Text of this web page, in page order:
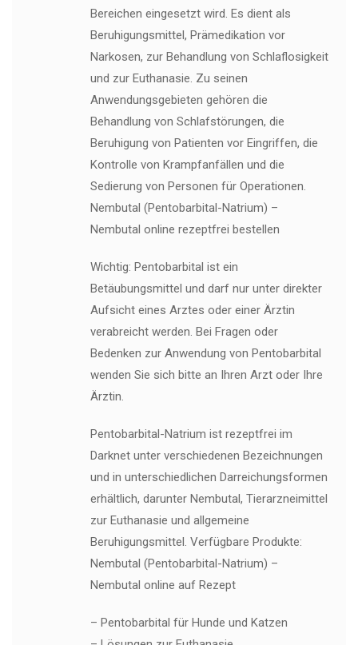
Bereichen eingesetzt wird. Es dient als
Beruhigungsmittel, Prämedikation vor
Narkosen, zur Behandlung von Schlaflosigkeit
und zur Euthanasie. Zu seinen
Anwendungsgebieten gehören die
Behandlung von Schlafstörungen, die
Beruhigung von Patienten vor Eingriffen, die
Kontrolle von Krampfanfällen und die
Sedierung von Personen für Operationen.
Nembutal (Pentobarbital-Natrium) –
Nembutal online rezeptfrei bestellen
Wichtig: Pentobarbital ist ein
Betäubungsmittel und darf nur unter direkter
Aufsicht eines Arztes oder einer Ärztin
verabreicht werden. Bei Fragen oder
Bedenken zur Anwendung von Pentobarbital
wenden Sie sich bitte an Ihren Arzt oder Ihre
Ärztin.
Pentobarbital-Natrium ist rezeptfrei im
Darknet unter verschiedenen Bezeichnungen
und in unterschiedlichen Darreichungsformen
erhältlich, darunter Nembutal, Tierarzneimittel
zur Euthanasie und allgemeine
Beruhigungsmittel. Verfügbare Produkte:
Nembutal (Pentobarbital-Natrium) –
Nembutal online auf Rezept
– Pentobarbital für Hunde und Katzen